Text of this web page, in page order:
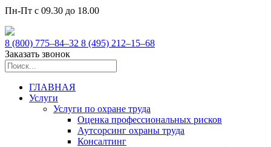
Пн-Пт с 09.30 до 18.00
8 (800) 775–84–32 8 (495) 212–15–68
Заказать звонок
ГЛАВНАЯ
Услуги
Услуги по охране труда
Оценка профессиональных рисков
Аутсорсинг охраны труда
Консалтинг